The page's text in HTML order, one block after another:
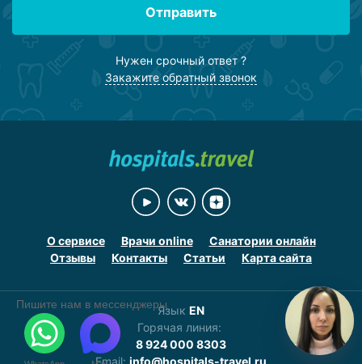
Отправить
Нужен срочный ответ ?
Закажите обратный звонок
О сервисе Врачи online
Санатории онлайн
Отзывы
Контакты Статьи Карта сайта
Язык EN
Горячая линия:
8 924 000 8303
Email: info@hospitals-travel.ru
Пишите нам в мессенджеры